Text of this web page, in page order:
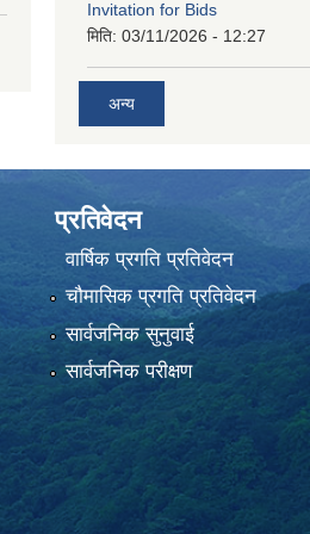
Invitation for Bids
मिति: 03/11/2026 - 12:27
अन्य
प्रतिवेदन
वार्षिक प्रगति प्रतिवेदन
चौमासिक प्रगति प्रतिवेदन
सार्वजनिक सुनुवाई
सार्वजनिक परीक्षण